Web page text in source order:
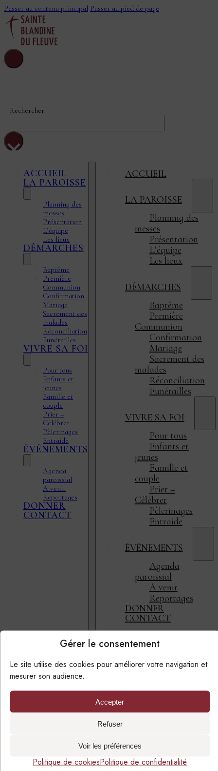
Gérer le consentement
Le site utilise des cookies pour améliorer votre navigation et
mesurer son audience.
Accepter
Refuser
Voir les préférences
Politique de cookiesPolitique de confidentialité
Passer au contenu principal Passer au pied de page
Rechercher
×
ACCUEIL
LA PAROISSE
Planning des
messes
Présentation
L’équipe
Les lieux
DÉMARCHES
Baptême
Première
Communion
Confirmation
Mariage
Sacrement des
malades
Réconciliation
Funérailles
VIVRE SA FOI
Pour tous
Enfants et
jeunes
Famille et
couple
Prier –
Célébrer
Pèlerinages
Entraide
ÉVÉNEMENTS
Agenda
paroissial
À venir
Reportages
DONNER
CONTACT
ACCUEIL
LA PAROISSE
Planning des
messes
Présentation
L’équipe
Les lieux
DÉMARCHES
Baptême
Première
Communion
Confirmation
Mariage
Sacrement des
malades
Réconciliation
Funérailles
VIVRE SA FOI
Pour tous
Enfants et
jeunes
Famille et
couple
Prier –
Célébrer
Pèlerinages
Entraide
ÉVÉNEMENTS
Agenda
paroissial
À venir
Reportages
DONNER
CONTACT
SUIVRE LA PAROISSE
PAR EMAIL
NEWSLETTER